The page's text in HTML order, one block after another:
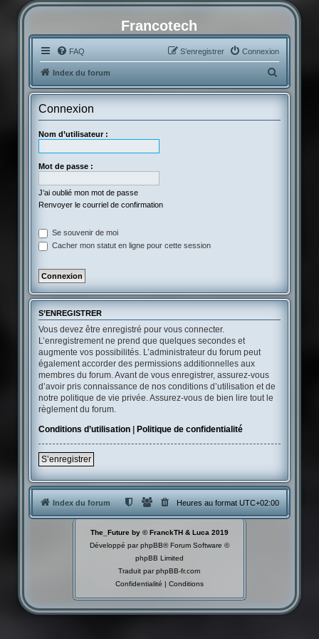
Francotech
FAQ Connexion
S’enregistrer
Index du forum
e
Connexion
Nom d’utilisateur :
Mot de passe :
J’ai oublié mon mot de passe
Renvoyer le courriel de confirmation
Se souvenir de moi
Cacher mon statut en ligne pour cette session
S’ENREGISTRER
Vous devez être enregistré pour vous connecter.
L’enregistrement ne prend que quelques secondes et
augmente vos possibilités. L’administrateur du forum peut
également accorder des permissions additionnelles aux
membres du forum. Avant de vous enregistrer, assurez-vous
d’avoir pris connaissance de nos conditions d’utilisation et de
notre politique de vie privée. Assurez-vous de bien lire tout le
règlement du forum.
Conditions d’utilisation| Politique de confidentialité
S’enregistrer
Index du forum Heures au formatUTC+02:00
The_Future by © FranckTH & Luca 2019
Développé parphpBB® Forum Software ©
phpBB Limited
Traduit parphpBB-fr.com
Confidentialité | Conditions